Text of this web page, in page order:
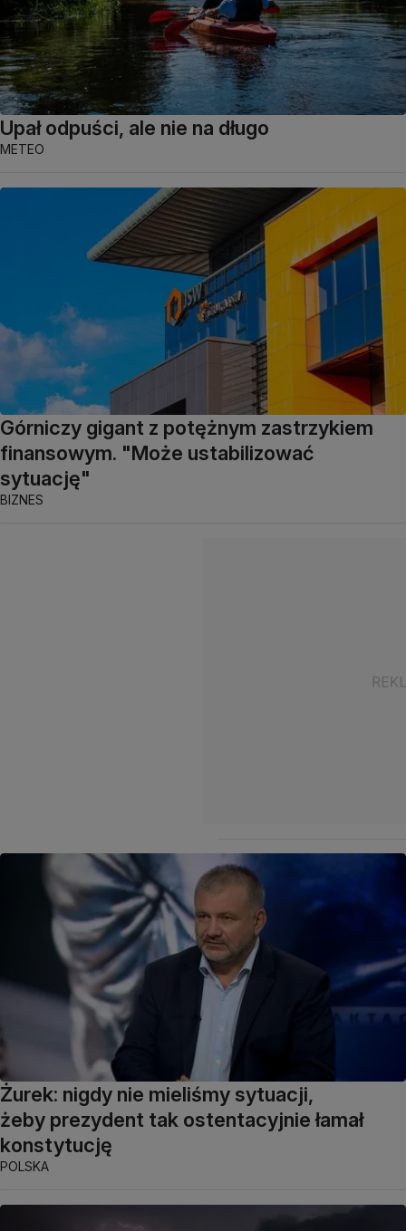
Upał odpuści, ale nie na długo
METEO
Górniczy gigant z potężnym zastrzykiem
finansowym. "Może ustabilizować
sytuację"
BIZNES
Żurek: nigdy nie mieliśmy sytuacji,
żeby prezydent tak ostentacyjnie łamał
konstytucję
POLSKA